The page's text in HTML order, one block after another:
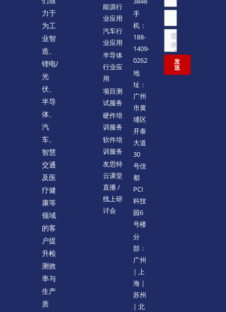
力于
为工
业智
造、
锂电/
光
伏、
半导
体、
汽
车、
智慧
交通
及医
疗健
康等
领域
的客
户提
升检
测效
率与
生产
质
能源行
业应用
汽车行
业应用
半导体
行业应
用
项目测
试服务
硬件培
训服务
软件培
训服务
友思特
云课堂
直播 /
线上研
讨会
手
机：
188-
1409-
0262
地
址：
广州
市黄
埔区
开泰
大道
30
号佳
都
PCI
科技
园6
号楼
分
部：
广州
| 上
海 |
苏州
| 北
发
送